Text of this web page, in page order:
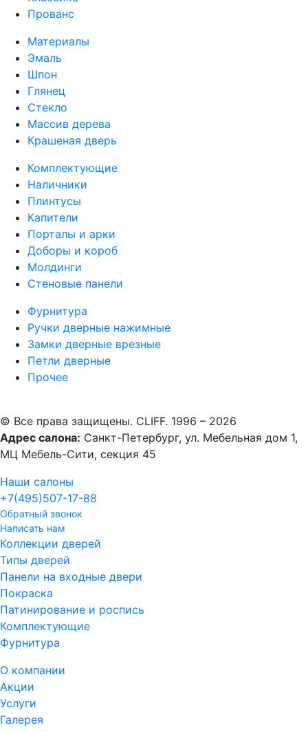
Прованс
Материалы
Эмаль
Шпон
Глянец
Стекло
Массив дерева
Крашеная дверь
Комплектующие
Наличники
Плинтусы
Капители
Порталы и арки
Доборы и короб
Молдинги
Стеновые панели
Фурнитура
Ручки дверные нажимные
Замки дверные врезные
Петли дверные
Прочее
© Все права защищены. CLIFF. 1996 – 2026
Адрес салона: Санкт-Петербург, ул. Мебельная дом 1,
МЦ Мебель-Сити, секция 45
Наши салоны
+7(495)507-17-88
Обратный звонок
Написать нам
Коллекции дверей
Типы дверей
Панели на входные двери
Покраска
Патинирование и роспись
Комплектующие
Фурнитура
О компании
Акции
Услуги
Галерея